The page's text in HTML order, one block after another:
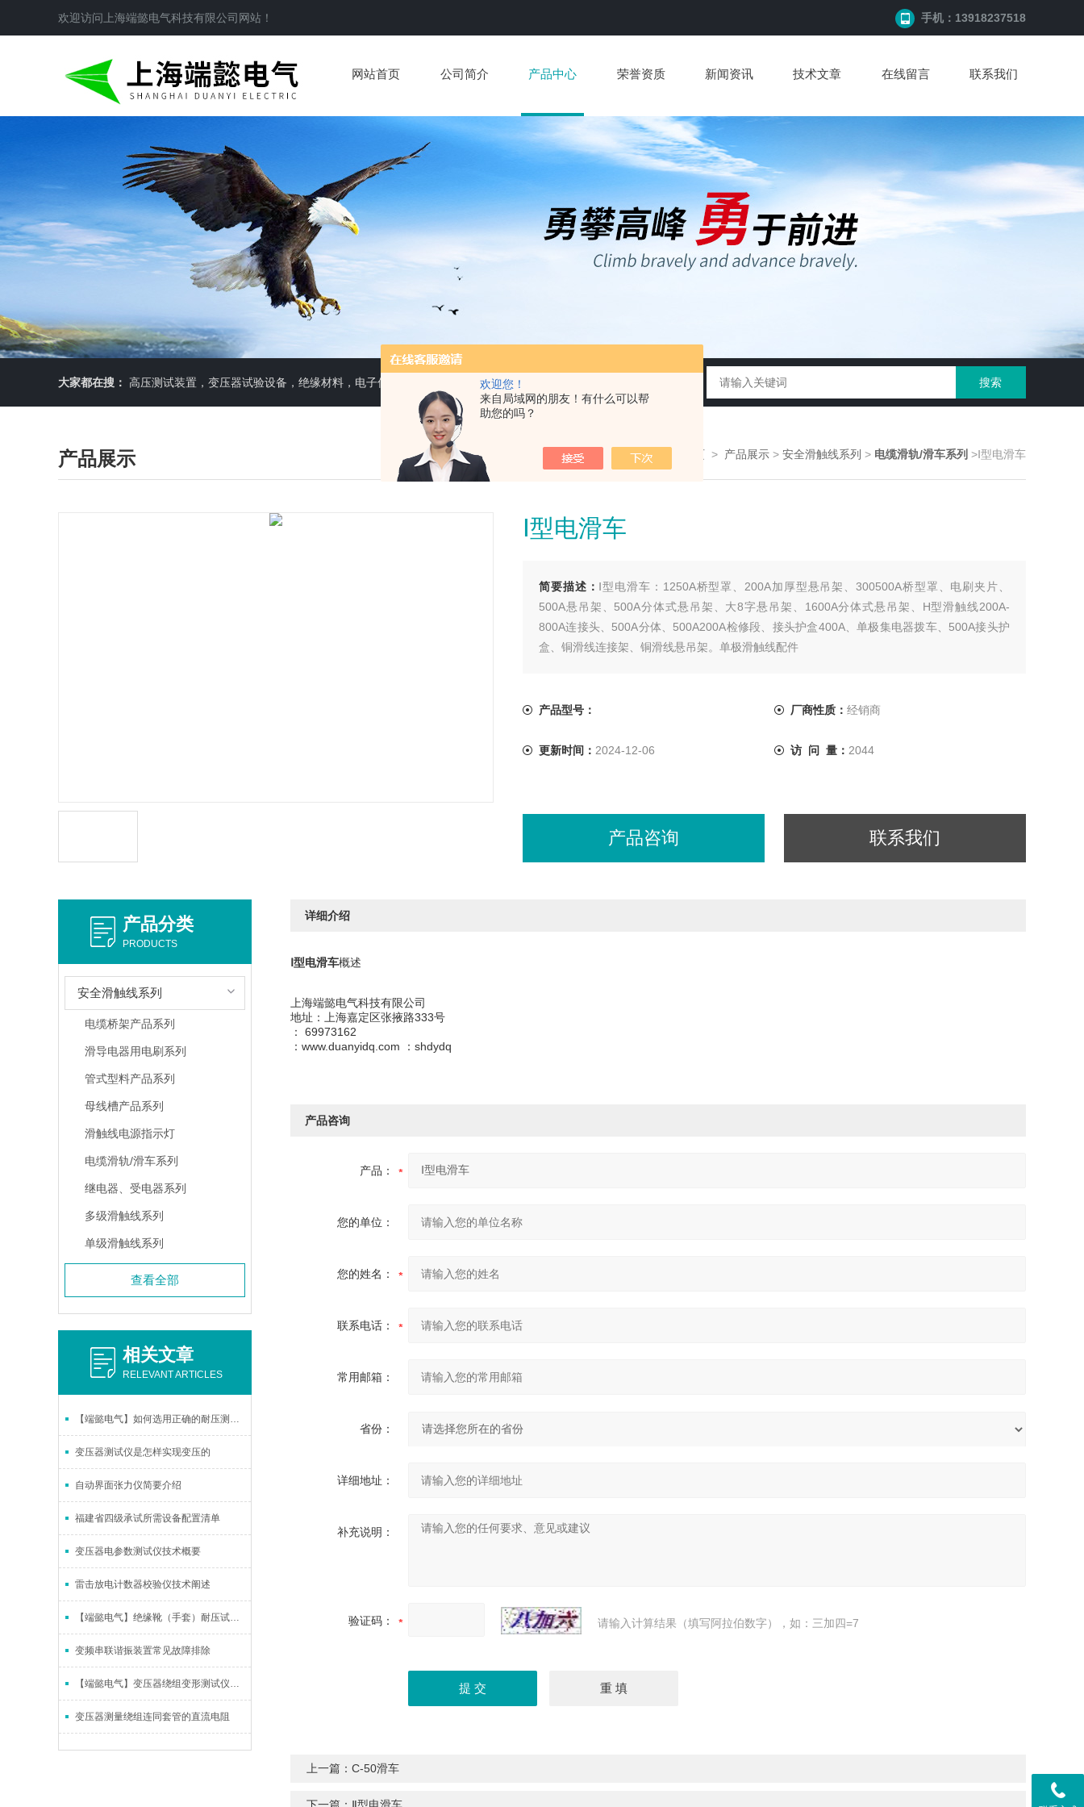
欢迎您！
来自局域网的朋友！有什么可以帮
助您的吗？
欢迎访问 上海端懿电气科技有限公司 网站！ 手机：13918237518
网站首页 公司简介 产品中心 荣誉资质 新闻资讯 技术文章 在线留言 联系我们
大家都在搜： 高压测试装置，变压器试验设备，绝缘材料，电子仪器仪表
产品展示 您现在的位置： >首页 > 产品展示 > 安全滑触线系列 > 电缆滑轨/滑车系列 >Ⅰ型电滑车
Ⅰ型电滑车
简要描述： Ⅰ型电滑车：1250A桥型罩、200A加厚型悬吊架、300500A桥型罩、电刷夹片、
500A悬吊架、500A分体式悬吊架、大8字悬吊架、1600A分体式悬吊架、H型滑触线200A-
800A连接头、500A分体、500A200A检修段、接头护盒400A、单极集电器拨车、500A接头护
盒、铜滑线连接架、铜滑线悬吊架。单极滑触线配件
产品型号： 厂商性质： 经销商
更新时间： 2024-12-06 访 问 量： 2044
产品咨询 联系我们
产品分类
PRODUCTS
安全滑触线系列
电缆桥架产品系列
滑导电器用电刷系列
管式型料产品系列
母线槽产品系列
滑触线电源指示灯
电缆滑轨/滑车系列
继电器、受电器系列
多级滑触线系列
单级滑触线系列
查看全部
相关文章
RELEVANT ARTICLES
【端懿电气】如何选用正确的耐压测试仪
变压器测试仪是怎样实现变压的
自动界面张力仪简要介绍
福建省四级承试所需设备配置清单
变压器电参数测试仪技术概要
雷击放电计数器校验仪技术阐述
【端懿电气】绝缘靴（手套）耐压试验装置的简述
变频串联谐振装置常见故障排除
【端懿电气】变压器绕组变形测试仪的使用特点
变压器测量绕组连同套管的直流电阻
详细介绍
Ⅰ型电滑车概述
上海端懿电气科技有限公司
地址：上海嘉定区张掖路333号
： 69973162
：www.duanyidq.com ：shdydq
产品咨询
产品：
您的单位：
您的姓名：
联系电话：
常用邮箱：
省份：
详细地址：
补充说明：
验证码： 请输入计算结果（填写阿拉伯数字），如：三加四=7
上一篇： C-50滑车